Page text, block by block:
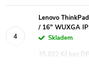
Lenovo
/ 16" WUXGA
Skladem
35 022 Kč bez